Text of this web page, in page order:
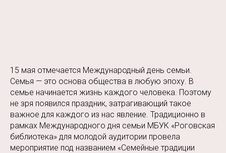
15 мая отмечается Международный день семьи.
Семья — это основа общества в любую эпоху. В
семье начинается жизнь каждого человека. Поэтому
не зря появился праздник, затрагивающий такое
важное для каждого из нас явление. Традиционно в
рамках Международного дня семьи МБУК «Роговская
библиотека» для молодой аудитории провела
мероприятие под названием «Семейные традиции